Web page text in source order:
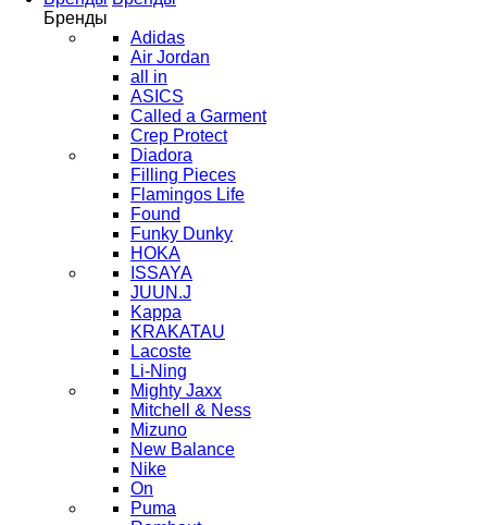
Бренды
Adidas
Air Jordan
all in
ASICS
Called a Garment
Crep Protect
Diadora
Filling Pieces
Flamingos Life
Found
Funky Dunky
HOKA
ISSAYA
JUUN.J
Kappa
KRAKATAU
Lacoste
Li-Ning
Mighty Jaxx
Mitchell & Ness
Mizuno
New Balance
Nike
On
Puma